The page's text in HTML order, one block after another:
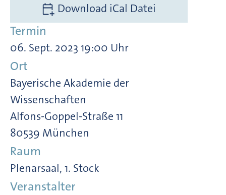
Download iCal Datei
Termin
06. Sept. 2023 19:00 Uhr
Ort
Bayerische Akademie der
Wissenschaften
Alfons-Goppel-Straße 11
80539 München
Raum
Plenarsaal, 1. Stock
Veranstalter